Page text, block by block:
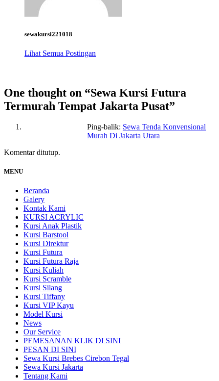
sewakursi221018
Lihat Semua Postingan
One thought on “Sewa Kursi Futura
Termurah Tempat Jakarta Pusat”
Ping-balik: Sewa Tenda Konvensional
Murah Di Jakarta Utara
Komentar ditutup.
MENU
Beranda
Galery
Kontak Kami
KURSI ACRYLIC
Kursi Anak Plastik
Kursi Barstool
Kursi Direktur
Kursi Futura
Kursi Futura Raja
Kursi Kuliah
Kursi Scramble
Kursi Silang
Kursi Tiffany
Kursi VIP Kayu
Model Kursi
News
Our Service
PEMESANAN KLIK DI SINI
PESAN DI SINI
Sewa Kursi Brebes Cirebon Tegal
Sewa Kursi Jakarta
Tentang Kami